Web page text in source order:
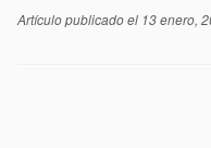
Artículo publicado el 13 enero,